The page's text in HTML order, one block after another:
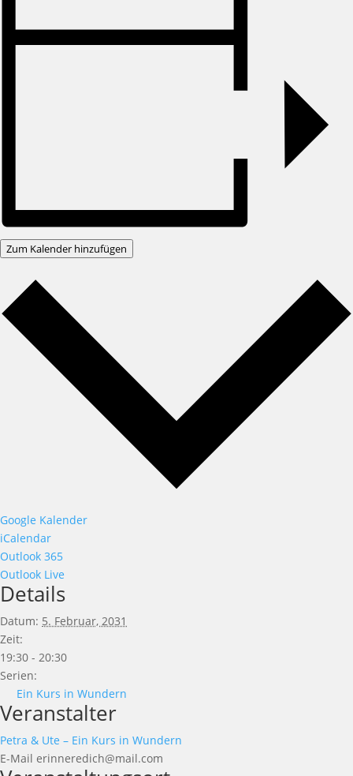
Zum Kalender hinzufügen
Google Kalender
iCalendar
Outlook 365
Outlook Live
Details
Datum: 5. Februar, 2031
Zeit:
19:30 - 20:30
Serien:
Ein Kurs in Wundern
Veranstalter
Petra & Ute – Ein Kurs in Wundern
E-Mail erinneredich@mail.com